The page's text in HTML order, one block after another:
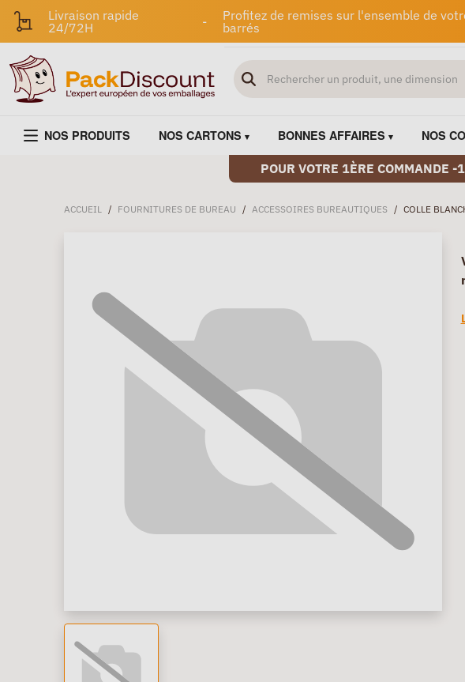
Livraison rapide
24/72H
-
Profitez de remises sur l'ensemble de
barrés
NOS PRODUITS NOS CARTONS BONNES AFFAIRES NOS
POUR VOTRE 1ÈRE COMMANDE
ACCUEIL / FOURNITURES DE BUREAU / ACCESSOIRES BUREAUTIQUES / COLLE